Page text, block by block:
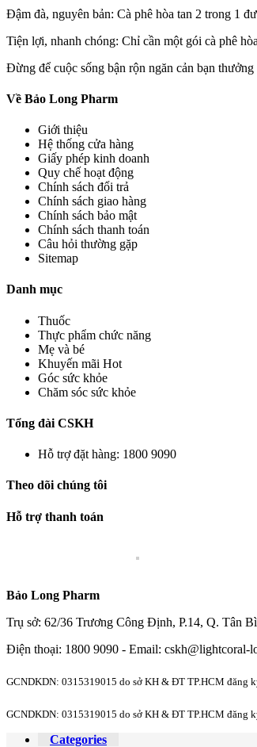
Đậm đà, nguyên bản: Cà phê hòa tan 2 trong 1
Tiện lợi, nhanh chóng: Chỉ cần một gói cà phê
Đừng để cuộc sống bận rộn ngăn cản bạn
Về Bảo Long Pharm
Giới thiệu
Hệ thống cửa hàng
Giấy phép kinh doanh
Quy chế hoạt động
Chính sách đổi trả
Chính sách giao hàng
Chính sách bảo mật
Chính sách thanh toán
Câu hỏi thường gặp
Sitemap
Danh mục
Thuốc
Thực phẩm chức năng
Mẹ và bé
Khuyến mãi Hot
Góc sức khỏe
Chăm sóc sức khỏe
Tổng đài CSKH
Hỗ trợ đặt hàng: 1800 9090
Theo dõi chúng tôi
Hỗ trợ thanh toán
Bảo Long Pharm
Trụ sở: 62/36 Trương Công Định, P.14, Q. Tân
Điện thoại: 1800 9090 - Email: cskh@lightcoral-
GCNDKDN: 0315319015 do sở KH & ĐT TP.HCM đăng
GCNDKDN: 0315319015 do sở KH & ĐT TP.HCM đăng
Categories